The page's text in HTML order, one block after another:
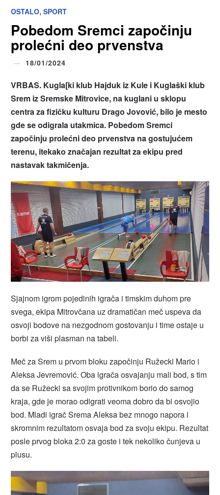
OSTALO,SPORT
Pobedom Sremci započinju
prolećni deo prvenstva
18/01/2024
VRBAS. Kugla[ki klub Hajduk iz Kule i Kuglaški klub
Srem iz Sremske Mitrovice, na kuglani u sklopu
centra za fizičku kulturu Drago Jovović, bilo je mesto
gde se odigrala utakmica. Pobedom Sremci
započinju prolećni deo prvenstva na gostujućem
terenu, itekako značajan rezultat za ekipu pred
nastavak takmičenja.
Sjajnom igrom pojedinih igrača i timskim duhom pre
svega, ekipa Mitrovčana uz dramatičan meč uspeva da
osvoji bodove na nezgodnom gostovanju i time ostaje u
borbi za viši plasman na tabeli.
Meč za Srem u prvom bloku započinju Ružecki Mario i
Aleksa Jevremović. Oba igrača osvajanju mali bod, s tim
da se Ružecki sa svojim protivnikom borio do samog
kraja, gde je morao odigrati veoma dobro da bi osvojio
bod. Mladi igrač Srema Aleksa bez mnogo napora i
skromnim rezultatom osvaja bod za svoju ekipu. Rezultat
posle prvog bloka 2:0 za goste i tek nekoliko čunjeva u
plusu.